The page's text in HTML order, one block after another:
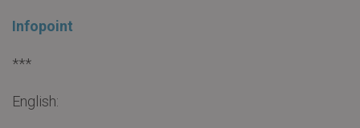
Infopoint
***
English: